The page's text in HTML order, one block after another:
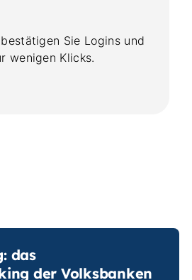
Sie Logins und
wenigen Klicks.
das
der Volksbanken